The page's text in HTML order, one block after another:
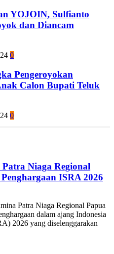
YOJOIN, Sulfianto
dan Diancam
0
Pengeroyokan
Calon Bupati Teluk
0
Niaga Regional
ISRA 2026
Patra Niaga Regional Papua
dalam ajang Indonesia
2026 yang diselenggarakan